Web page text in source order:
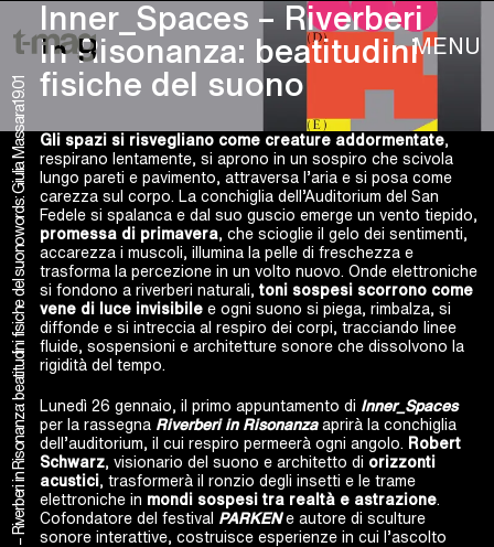
MENU
Inner_Spaces – Riverberi in Risonanza: beatitudini fisiche del suono
words: Giulia Massara
19.01
Inner_Spaces – Riverberi
in Risonanza: beatitudini
fisiche del suono
Gli spazi si risvegliano come creature addormentate,
respirano lentamente, si aprono in un sospiro che scivola
lungo pareti e pavimento, attraversa l’aria e si posa come
carezza sul corpo. La conchiglia dell’Auditorium del San
Fedele si spalanca e dal suo guscio emerge un vento tiepido,
promessa di primavera, che scioglie il gelo dei sentimenti,
accarezza i muscoli, illumina la pelle di freschezza e
trasforma la percezione in un volto nuovo. Onde elettroniche
si fondono a riverberi naturali, toni sospesi scorrono come
vene di luce invisibile e ogni suono si piega, rimbalza, si
diffonde e si intreccia al respiro dei corpi, tracciando linee
fluide, sospensioni e architetture sonore che dissolvono la
rigidità del tempo.
Lunedì 26 gennaio, il primo appuntamento di Inner_Spaces
per la rassegna Riverberi in Risonanzaaprirà la conchiglia
dell’auditorium, il cui respiro permeerà ogni angolo. Robert
Schwarz, visionario del suono e architetto di orizzonti
acustici, trasformerà il ronzio degli insetti e le trame
elettroniche in mondi sospesi tra realtà e astrazione.
Cofondatore del festival PARKENe autore di sculture
sonore interattive, costruisce esperienze in cui l’ascolto